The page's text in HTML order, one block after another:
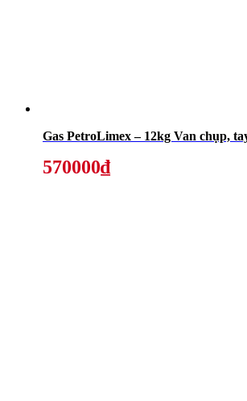
Gas PetroLimex – 12kg Van chụp,
570000₫